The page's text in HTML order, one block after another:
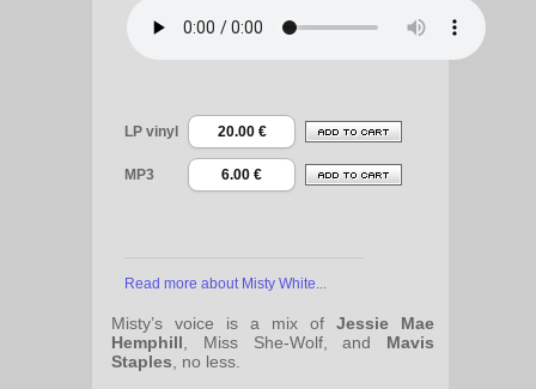
LP vinyl 20.00 €
MP3 6.00 €
Read more about Misty White...
Misty’s voice is a mix of Jessie Mae
Hemphill , Miss She-Wolf, and Mavis
Staples , no less.